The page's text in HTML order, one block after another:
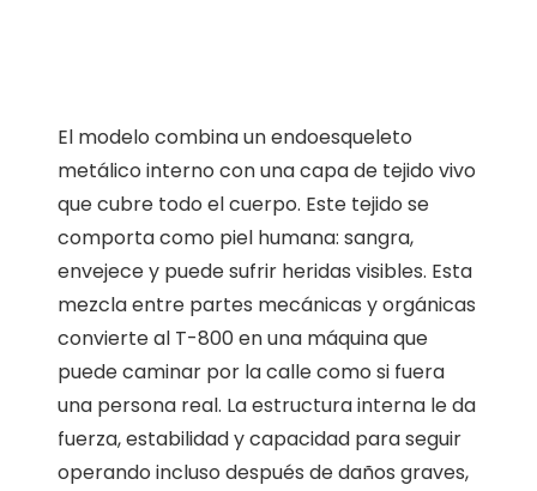
El modelo combina un endoesqueleto
metálico interno con una capa de tejido vivo
que cubre todo el cuerpo. Este tejido se
comporta como piel humana: sangra,
envejece y puede sufrir heridas visibles. Esta
mezcla entre partes mecánicas y orgánicas
convierte al T-800 en una máquina que
puede caminar por la calle como si fuera
una persona real. La estructura interna le da
fuerza, estabilidad y capacidad para seguir
operando incluso después de daños graves,